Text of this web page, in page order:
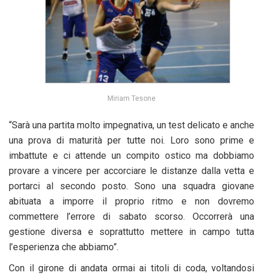
Miriam Tesone
“Sarà una partita molto impegnativa, un test delicato e anche
una prova di maturità per tutte noi. Loro sono prime e
imbattute e ci attende un compito ostico ma dobbiamo
provare a vincere per accorciare le distanze dalla vetta e
portarci al secondo posto. Sono una squadra giovane
abituata a imporre il proprio ritmo e non dovremo
commettere l’errore di sabato scorso. Occorrerà una
gestione diversa e soprattutto mettere in campo tutta
l’esperienza che abbiamo”.
Con il girone di andata ormai ai titoli di coda, voltandosi